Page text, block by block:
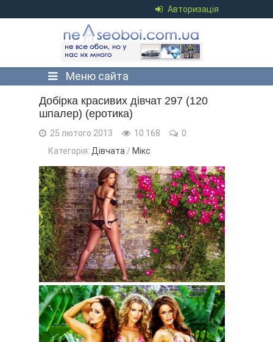
Авторизація
Меню сайта
Добірка красивих дівчат 297 (120
шпалер) (еротика)
25 лютого 2013 10 168
0
Категорія: Дівчата / Мікс